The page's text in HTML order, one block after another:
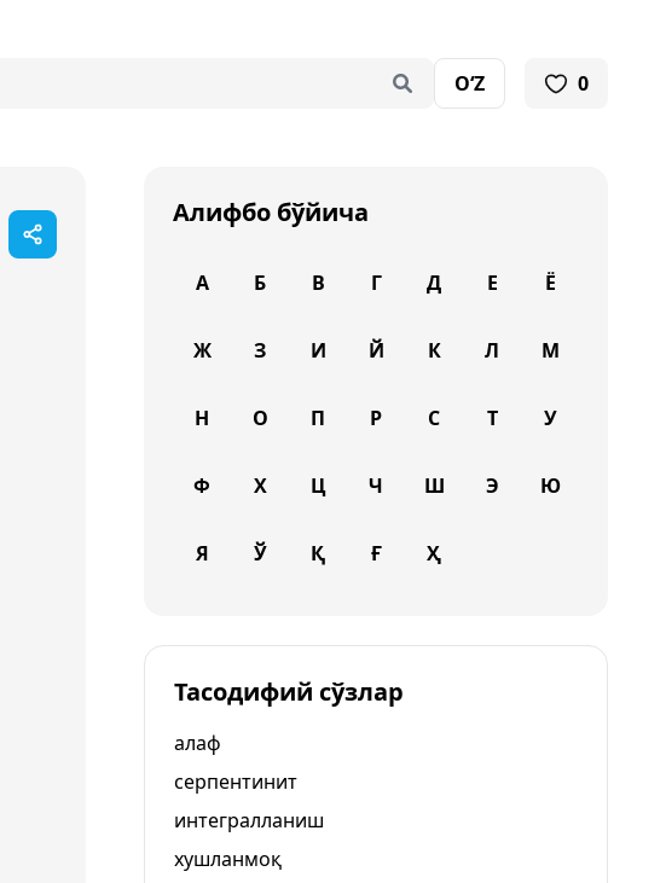
O‘Z 0
Алифбо бўйича
А Б В Г Д Е Ё
Ж З И Й К Л М
Н О П Р С Т У
Ф Х Ц Ч Ш Э Ю
Я Ў Қ Ғ Ҳ
Тасодифий сўзлар
алаф
серпентинит
интегралланиш
хушланмоқ